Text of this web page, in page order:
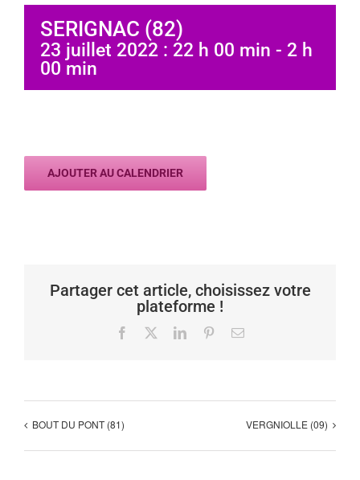
SERIGNAC (82)
23 juillet 2022 : 22 h 00 min - 2 h
00 min
AJOUTER AU CALENDRIER
Partager cet article, choisissez votre
plateforme !
Facebook LinkedInPinterestEmail
BOUT DU PONT (81) VERGNIOLLE (09)